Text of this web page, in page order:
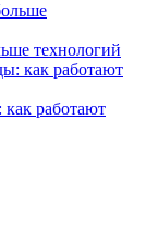
технологий
работают